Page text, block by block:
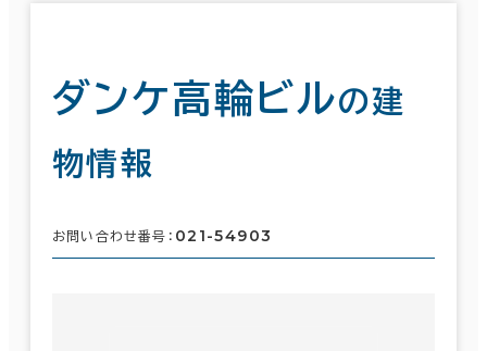
ダンケ高輪ビルの建
物情報
お問い合わせ番号： 021-54903